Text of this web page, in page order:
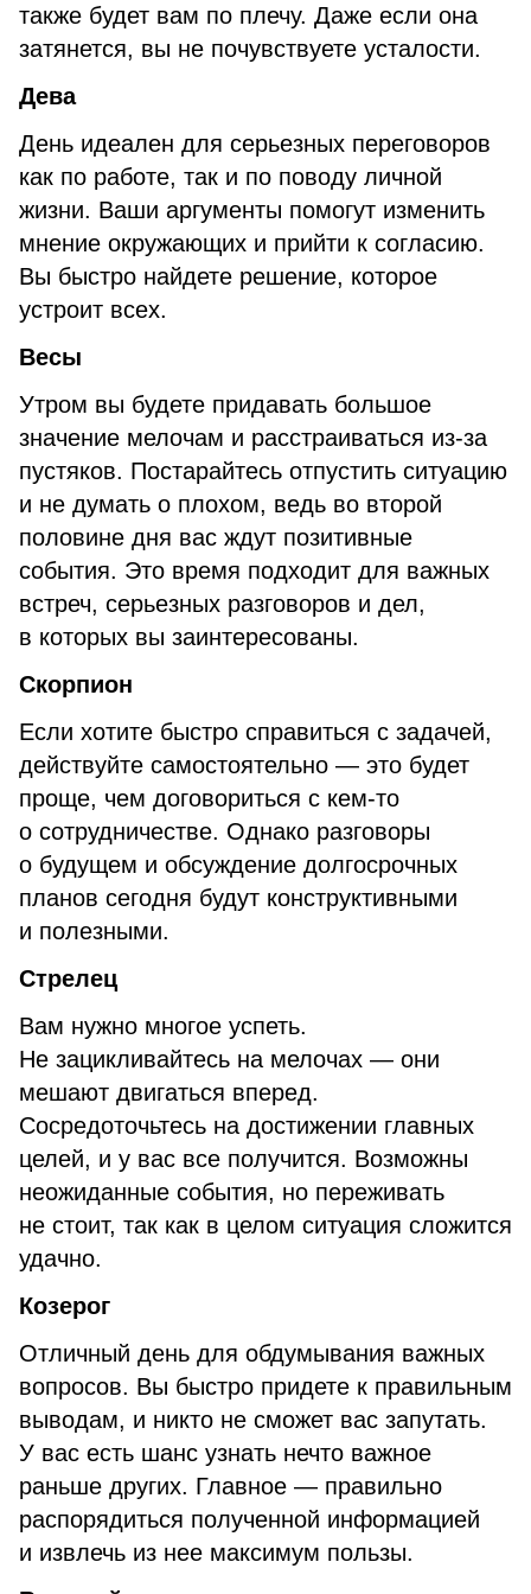
также будет вам по плечу. Даже если она
затянется, вы не почувствуете усталости.
Дева
День идеален для серьезных переговоров
как по работе, так и по поводу личной
жизни. Ваши аргументы помогут изменить
мнение окружающих и прийти к согласию.
Вы быстро найдете решение, которое
устроит всех.
Весы
Утром вы будете придавать большое
значение мелочам и расстраиваться из-за
пустяков. Постарайтесь отпустить ситуацию
и не думать о плохом, ведь во второй
половине дня вас ждут позитивные
события. Это время подходит для важных
встреч, серьезных разговоров и дел,
в которых вы заинтересованы.
Скорпион
Если хотите быстро справиться с задачей,
действуйте самостоятельно — это будет
проще, чем договориться с кем-то
о сотрудничестве. Однако разговоры
о будущем и обсуждение долгосрочных
планов сегодня будут конструктивными
и полезными.
Стрелец
Вам нужно многое успеть.
Не зацикливайтесь на мелочах — они
мешают двигаться вперед.
Сосредоточьтесь на достижении главных
целей, и у вас все получится. Возможны
неожиданные события, но переживать
не стоит, так как в целом ситуация сложится
удачно.
Козерог
Отличный день для обдумывания важных
вопросов. Вы быстро придете к правильным
выводам, и никто не сможет вас запутать.
У вас есть шанс узнать нечто важное
раньше других. Главное — правильно
распорядиться полученной информацией
и извлечь из нее максимум пользы.